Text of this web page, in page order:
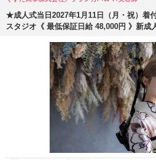
★成人式当日2027年1月11日（月・祝）着
スタジオ《 最低保証日給 48,000円 》新成